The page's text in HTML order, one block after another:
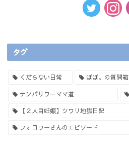
タグ
くだらない日常 ぽぽ。の質問箱
テンパりワーママ道
【２人目妊娠】ツワリ地獄日記
フォロワーさんのエピソード